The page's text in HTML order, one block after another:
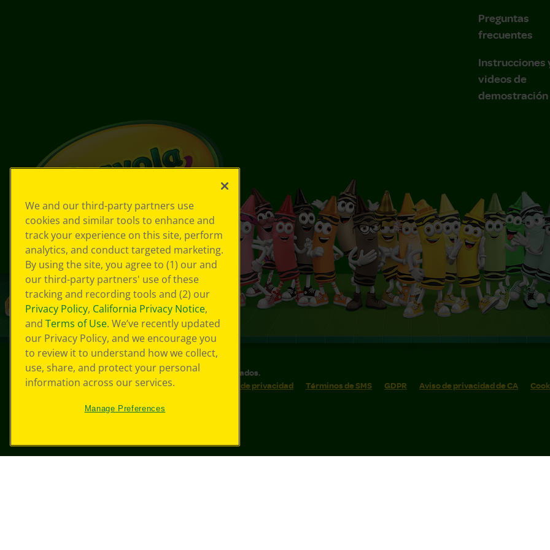
Preguntas
frecuentes
Instrucciones
videos de
demostración
© 2026 Crayola® Todos los derechos reservados.
Sus opciones de privacidad
Política de privacidad Términos de SMS GDPR Aviso de privacidad de CA
We and our third-party partners use
cookies and similar tools to enhance and
track your experience on this site, perform
analytics, and conduct targeted marketing.
By using the site, you agree to (1) our and
our third-party partners' use of these
tracking and recording tools and (2) our
Privacy Policy, California Privacy Notice,
and Terms of Use. We’ve recently updated
our Privacy Policy, and we encourage you
to review it to understand how we collect,
use, share, and protect your personal
information across our services.
Manage Preferences